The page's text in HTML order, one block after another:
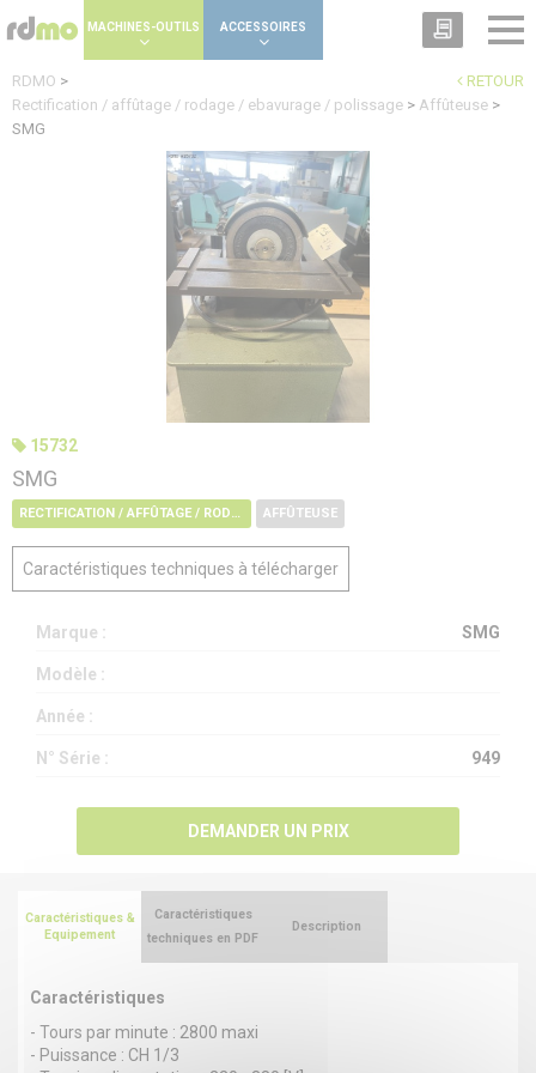
MACHINES-OUTILS ACCESSOIRES
RETOUR
RDMO >
Rectification / affûtage / rodage / ebavurage / polissage > Affûteuse >
SMG
15732
SMG
RECTIFICATION / AFFÛTAGE / RODAGE / EBAVURAGE / POLISSAGE AFFÛTEUSE
Caractéristiques techniques à télécharger
Marque : SMG
Modèle :
Année :
N° Série : 949
DEMANDER UN PRIX
Caractéristiques &
Equipement
Caractéristiques
- Tours par minute : 2800 maxi
- Puissance : CH 1/3
Caractéristiques
techniques en PDF
Description